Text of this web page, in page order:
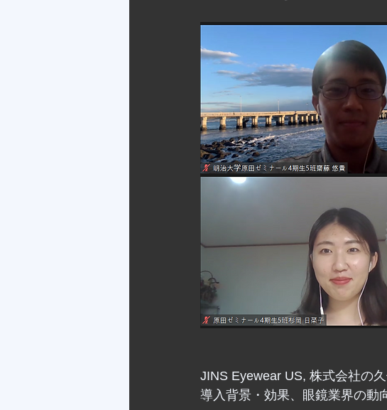
JINS Eyewear US, 株式会社の
導入背景・効果、眼鏡業界の動